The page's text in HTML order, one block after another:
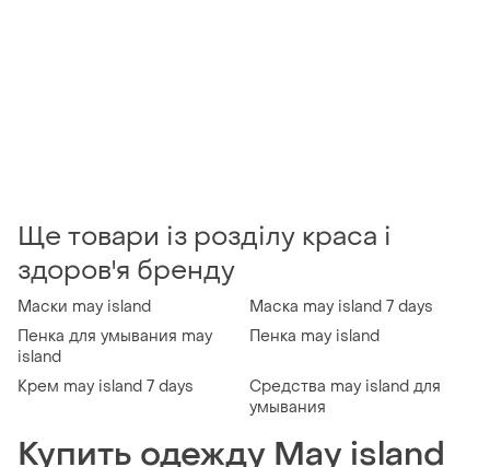
Ще товари із розділу краса і
здоров'я бренду
Маски may island
Маска may island 7 days
Пенка для умывания may
island
Пенка may island
Крем may island 7 days
Средства may island для
умывания
Купить одежду May island